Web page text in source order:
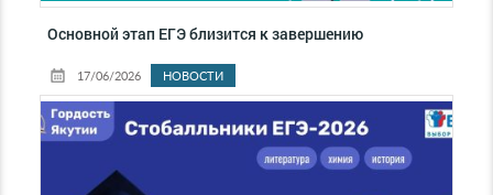
Основной этап ЕГЭ близится к завершению
17/06/2026 НОВОСТИ